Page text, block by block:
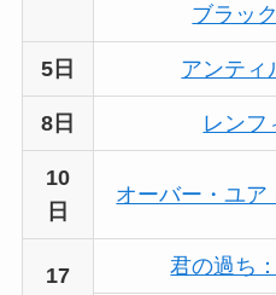
ブラッ
5日 アンティ
8日 レンフ
10
日
オーバー・ユア
17
君の過ち